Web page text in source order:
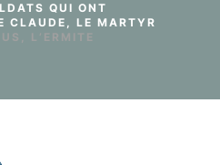
QUI ONT
CLAUDE, LE MARTYR
L’ERMITE